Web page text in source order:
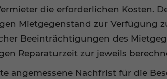
die erforderlichen Kosten.
Mietgegenstand zur Verfügung
Beeinträchtigungen des
Reparaturzeit zur jeweils
angemessene Nachfrist für die